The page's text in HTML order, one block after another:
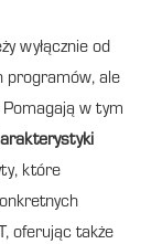
wyłącznie od
programów, ale
w tym
które
oferując także